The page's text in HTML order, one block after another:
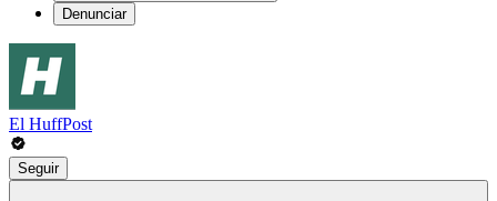
Denunciar
El HuffPost
Seguir